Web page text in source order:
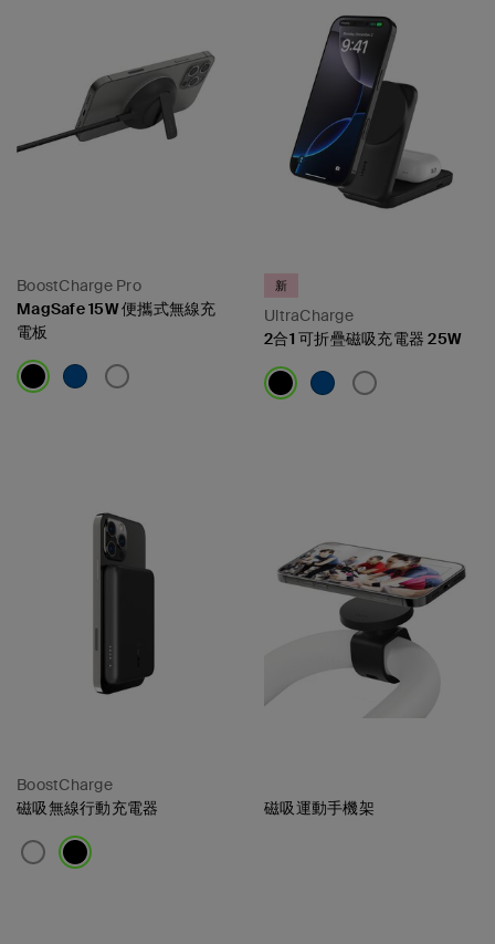
BoostCharge Pro
MagSafe 15W 便攜式無線充
電板
UltraCharge
新
2合1 可折疊磁吸充電器 25W
BoostCharge
磁吸無線行動充電器
磁吸運動手機架